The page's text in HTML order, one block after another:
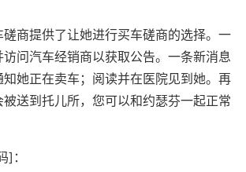
商提供了让她进行买车磋商的选择。一
问汽车经销商以获取公告。一条新消息
她正在卖车；阅读并在医院见到她。再
送到托儿所，您可以和约瑟芬一起正常
]：